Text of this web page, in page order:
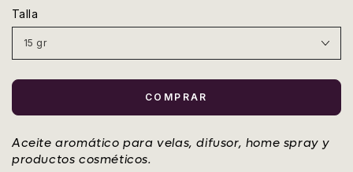
Talla
COMPRAR
Aceite aromático para velas, difusor, home spray y
productos cosméticos.